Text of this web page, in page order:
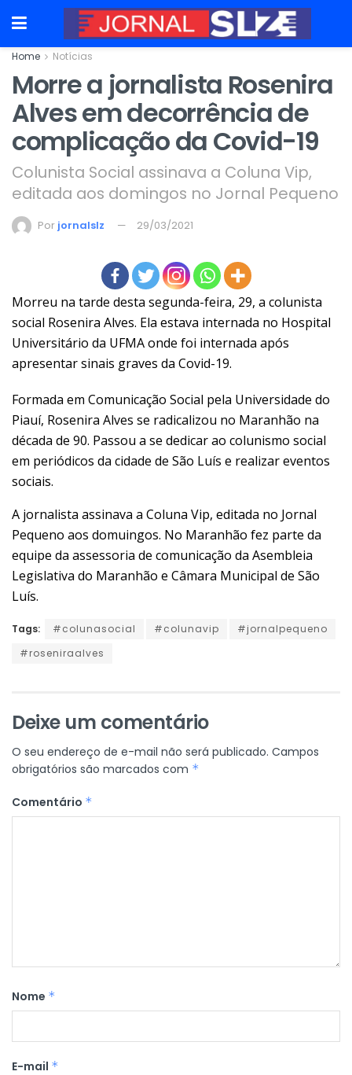
Home Notícias
Morre a jornalista Rosenira
Alves em decorrência de
complicação da Covid-19
Colunista Social assinava a Coluna Vip,
editada aos domingos no Jornal Pequeno
Por jornalslz 29/03/2021
Morreu na tarde desta segunda-feira, 29, a colunista
social Rosenira Alves. Ela estava internada no Hospital
Universitário da UFMA onde foi internada após
apresentar sinais graves da Covid-19.
Formada em Comunicação Social pela Universidade do
Piauí, Rosenira Alves se radicalizou no Maranhão na
década de 90. Passou a se dedicar ao colunismo social
em periódicos da cidade de São Luís e realizar eventos
sociais.
A jornalista assinava a Coluna Vip, editada no Jornal
Pequeno aos domuingos. No Maranhão fez parte da
equipe da assessoria de comunicação da Asembleia
Legislativa do Maranhão e Câmara Municipal de São
Luís.
Tags: #colunasocial #colunavip
#jornalpequeno
#roseniraalves
Deixe um comentário
O seu endereço de e-mail não será publicado. Campos
obrigatórios são marcados com *
Comentário *
Nome *
E-mail *